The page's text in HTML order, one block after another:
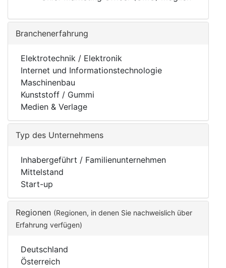
Branchenerfahrung
Elektrotechnik / Elektronik
Internet und Informationstechnologie
Maschinenbau
Kunststoff / Gummi
Medien & Verlage
Typ des Unternehmens
Inhabergeführt / Familienunternehmen
Mittelstand
Start-up
Regionen (Regionen, in denen Sie nachweislich über
Erfahrung verfügen)
Deutschland
Österreich